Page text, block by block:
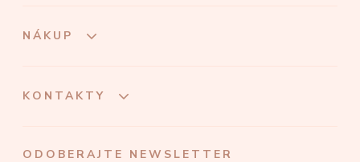
NÁKUP
KONTAKTY
ODOBERAJTE NEWSLETTER